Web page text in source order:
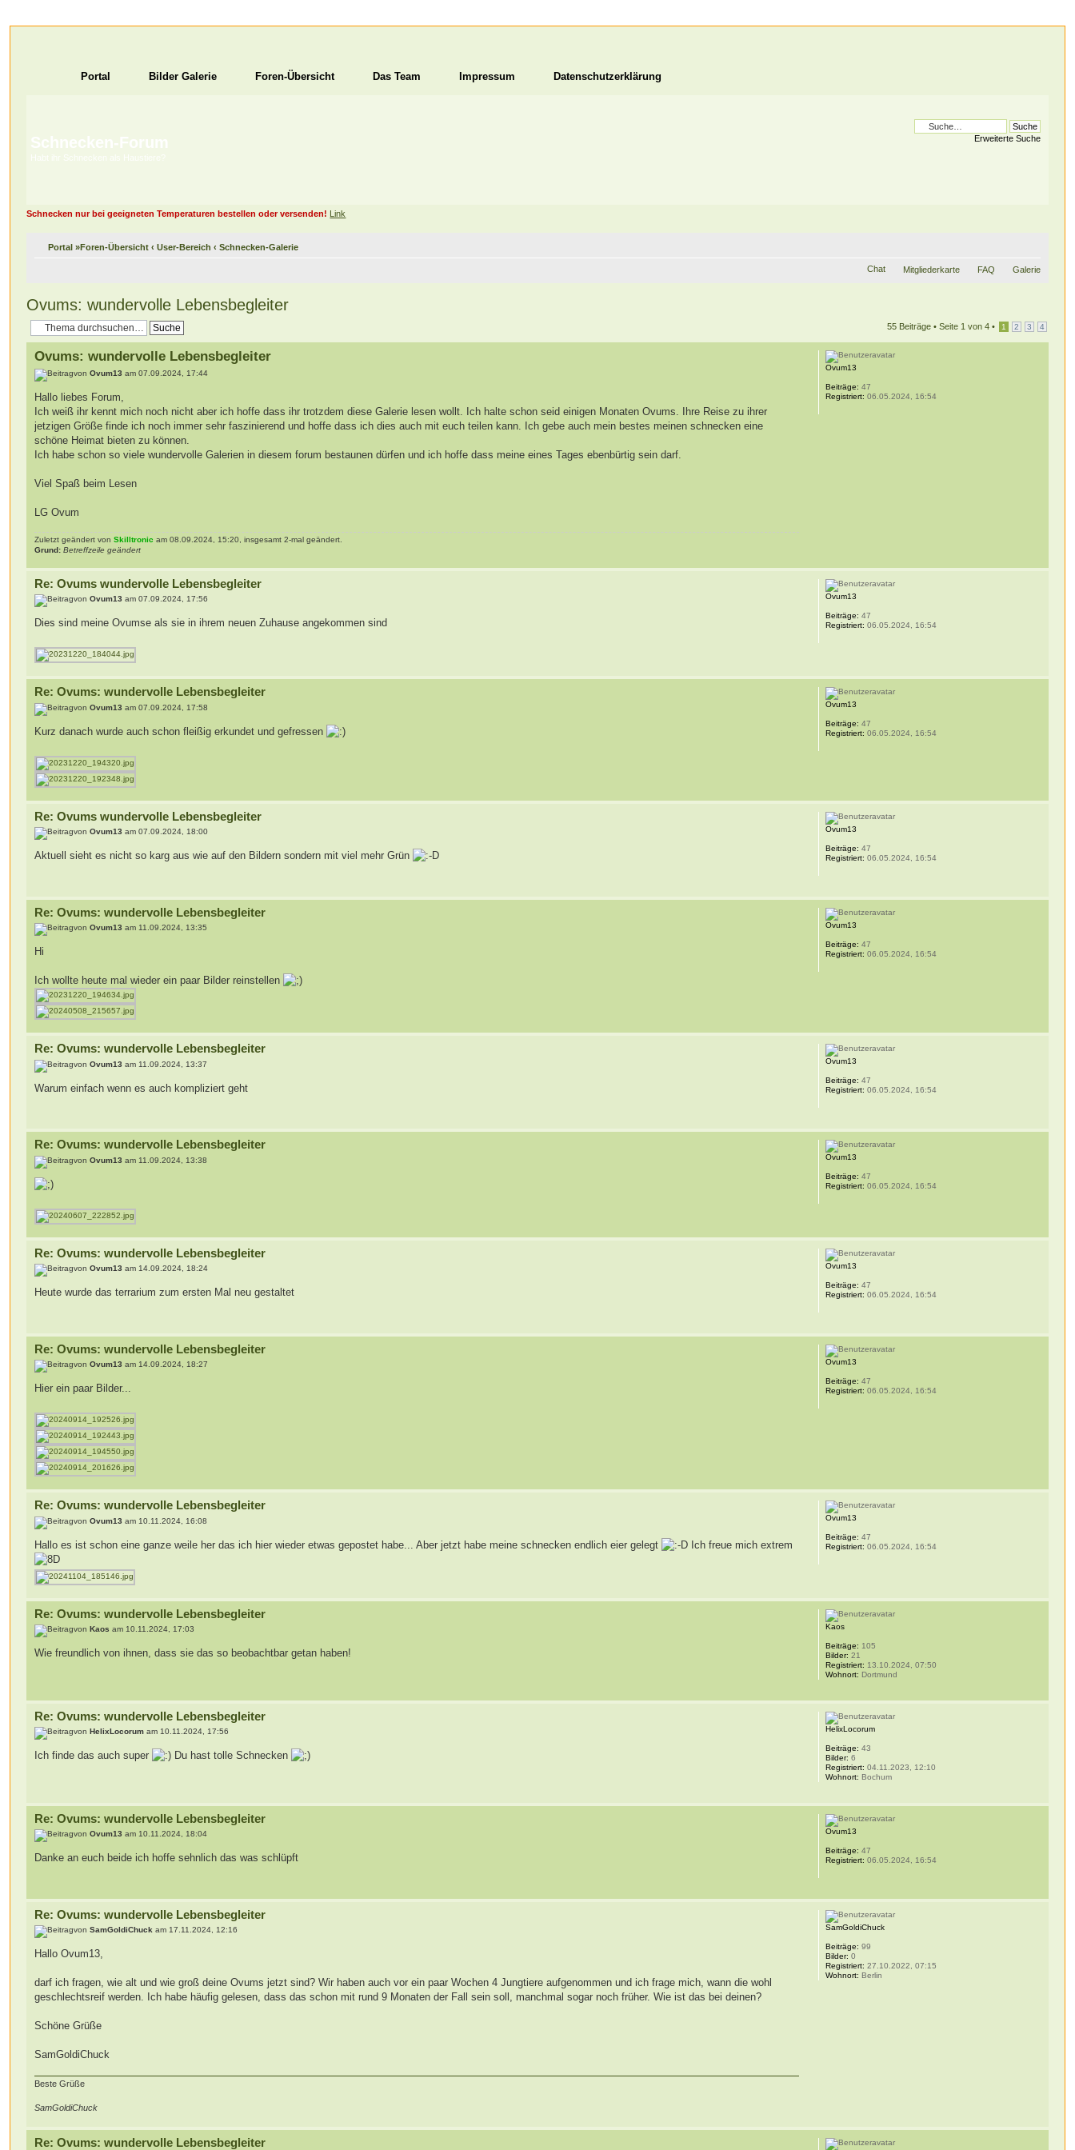
Portal Bilder Galerie Foren-Übersicht Das Team Impressum Datenschutzerklärung
Schnecken-Forum
Habt ihr Schnecken als Haustiere?
Erweiterte Suche
Schnecken nur bei geeigneten Temperaturen bestellen oder versenden! Link
Portal »Foren-Übersicht ‹ User-Bereich ‹ Schnecken-Galerie
Chat Mitgliederkarte FAQ Galerie
Ovums: wundervolle Lebensbegleiter
55 Beiträge • Seite 1 von 4• 1 2 3 4
Ovums: wundervolle Lebensbegleiter
vonOvum13 am 07.09.2024, 17:44
Hallo liebes Forum,
Ich weiß ihr kennt mich noch nicht aber ich hoffe dass ihr trotzdem diese Galerie lesen wollt. Ich halte schon seid einigen Monaten Ovums. Ihre Reise zu ihrer
jetzigen Größe finde ich noch immer sehr faszinierend und hoffe dass ich dies auch mit euch teilen kann. Ich gebe auch mein bestes meinen schnecken eine
schöne Heimat bieten zu können.
Ich habe schon so viele wundervolle Galerien in diesem forum bestaunen dürfen und ich hoffe dass meine eines Tages ebenbürtig sein darf.
Viel Spaß beim Lesen
LG Ovum
Zuletzt geändert vonSkilltronic am 08.09.2024, 15:20, insgesamt 2-mal geändert.
Grund: Betreffzeile geändert
Ovum13
Beiträge: 47
Registriert: 06.05.2024, 16:54
Re: Ovums wundervolle Lebensbegleiter
vonOvum13 am 07.09.2024, 17:56
Dies sind meine Ovumse als sie in ihrem neuen Zuhause angekommen sind
Ovum13
Beiträge: 47
Registriert: 06.05.2024, 16:54
Re: Ovums: wundervolle Lebensbegleiter
vonOvum13 am 07.09.2024, 17:58
Kurz danach wurde auch schon fleißig erkundet und gefressen
Ovum13
Beiträge: 47
Registriert: 06.05.2024, 16:54
Re: Ovums wundervolle Lebensbegleiter
vonOvum13 am 07.09.2024, 18:00
Aktuell sieht es nicht so karg aus wie auf den Bildern sondern mit viel mehr Grün
Ovum13
Beiträge: 47
Registriert: 06.05.2024, 16:54
Re: Ovums: wundervolle Lebensbegleiter
vonOvum13 am 11.09.2024, 13:35
Hi
Ich wollte heute mal wieder ein paar Bilder reinstellen
Ovum13
Beiträge: 47
Registriert: 06.05.2024, 16:54
Re: Ovums: wundervolle Lebensbegleiter
vonOvum13 am 11.09.2024, 13:37
Warum einfach wenn es auch kompliziert geht
Ovum13
Beiträge: 47
Registriert: 06.05.2024, 16:54
Re: Ovums: wundervolle Lebensbegleiter
vonOvum13 am 11.09.2024, 13:38 Ovum13
Beiträge: 47
Registriert: 06.05.2024, 16:54
Re: Ovums: wundervolle Lebensbegleiter
vonOvum13 am 14.09.2024, 18:24
Heute wurde das terrarium zum ersten Mal neu gestaltet
Ovum13
Beiträge: 47
Registriert: 06.05.2024, 16:54
Re: Ovums: wundervolle Lebensbegleiter
vonOvum13 am 14.09.2024, 18:27
Hier ein paar Bilder...
Ovum13
Beiträge: 47
Registriert: 06.05.2024, 16:54
Re: Ovums: wundervolle Lebensbegleiter
vonOvum13 am 10.11.2024, 16:08
Hallo es ist schon eine ganze weile her das ich hier wieder etwas gepostet habe... Aber jetzt habe meine schnecken endlich eier gelegt Ich freue mich extrem
Ovum13
Beiträge: 47
Registriert: 06.05.2024, 16:54
Re: Ovums: wundervolle Lebensbegleiter
vonKaos am 10.11.2024, 17:03
Wie freundlich von ihnen, dass sie das so beobachtbar getan haben!
Kaos
Beiträge: 105
Bilder: 21
Registriert: 13.10.2024, 07:50
Wohnort: Dortmund
Re: Ovums: wundervolle Lebensbegleiter
vonHelixLocorum am 10.11.2024, 17:56
Ich finde das auch super Du hast tolle Schnecken
HelixLocorum
Beiträge: 43
Bilder: 6
Registriert: 04.11.2023, 12:10
Wohnort: Bochum
Re: Ovums: wundervolle Lebensbegleiter
vonOvum13 am 10.11.2024, 18:04
Danke an euch beide ich hoffe sehnlich das was schlüpft
Ovum13
Beiträge: 47
Registriert: 06.05.2024, 16:54
Re: Ovums: wundervolle Lebensbegleiter
vonSamGoldiChuck am 17.11.2024, 12:16
Hallo Ovum13,
darf ich fragen, wie alt und wie groß deine Ovums jetzt sind? Wir haben auch vor ein paar Wochen 4 Jungtiere aufgenommen und ich frage mich, wann die wohl
geschlechtsreif werden. Ich habe häufig gelesen, dass das schon mit rund 9 Monaten der Fall sein soll, manchmal sogar noch früher. Wie ist das bei deinen?
Schöne Grüße
SamGoldiChuck
Beste Grüße
SamGoldiChuck
SamGoldiChuck
Beiträge: 99
Bilder: 0
Registriert: 27.10.2022, 07:15
Wohnort: Berlin
Re: Ovums: wundervolle Lebensbegleiter